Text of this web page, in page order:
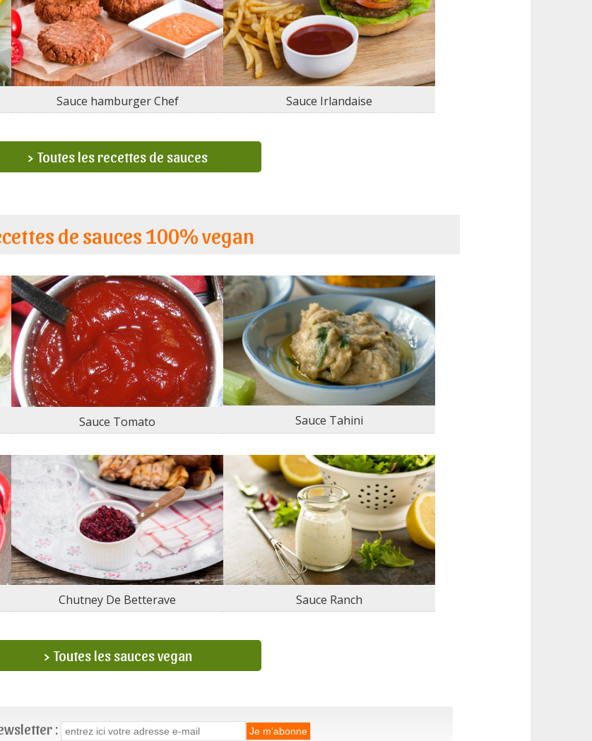
Sauce hamburger Chef Sauce Irlandaise
> Toutes les recettes de sauces
de sauces 100% vegan
Sauce Tomato Sauce Tahini
Chutney De Betterave Sauce Ranch
> Toutes les sauces vegan
: